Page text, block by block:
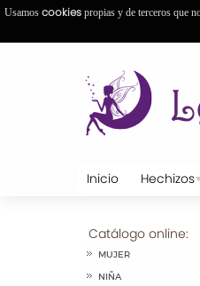
Inicio Hechizos
Catálogo online:
MUJER
NIÑA
Usamos cookies propias y de terceros que